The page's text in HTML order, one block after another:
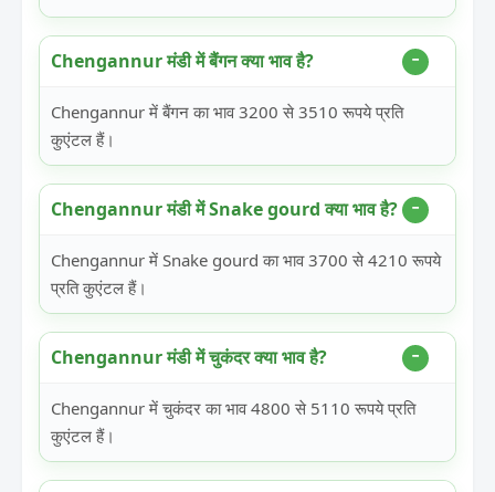
Chengannur मंडी में बैंगन क्या भाव है?
Chengannur में बैंगन का भाव 3200 से 3510 रूपये प्रति
कुएंटल हैं।
Chengannur मंडी में Snake gourd क्या भाव है?
Chengannur में Snake gourd का भाव 3700 से 4210 रूपये
प्रति कुएंटल हैं।
Chengannur मंडी में चुकंदर क्या भाव है?
Chengannur में चुकंदर का भाव 4800 से 5110 रूपये प्रति
कुएंटल हैं।